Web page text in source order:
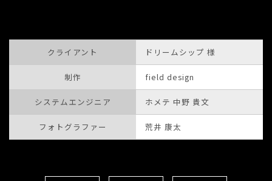
クライアント ドリームシップ 様
制作 field design
システムエンジニア ホメテ 中野 貴文
フォトグラファー 荒井 康太